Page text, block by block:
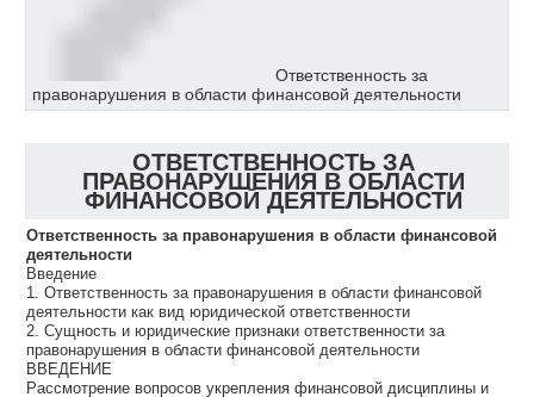
Ответственность за
правонарушения в области финансовой деятельности
ОТВЕТСТВЕННОСТЬ ЗА
ПРАВОНАРУШЕНИЯ В ОБЛАСТИ
ФИНАНСОВОЙ ДЕЯТЕЛЬНОСТИ
Ответственность за правонарушения в области финансовой
деятельности
Введение
1. Ответственность за правонарушения в области финансовой
деятельности как вид юридической ответственности
2. Сущность и юридические признаки ответственности за
правонарушения в области финансовой деятельности
ВВЕДЕНИЕ
Рассмотрение вопросов укрепления финансовой дисциплины и